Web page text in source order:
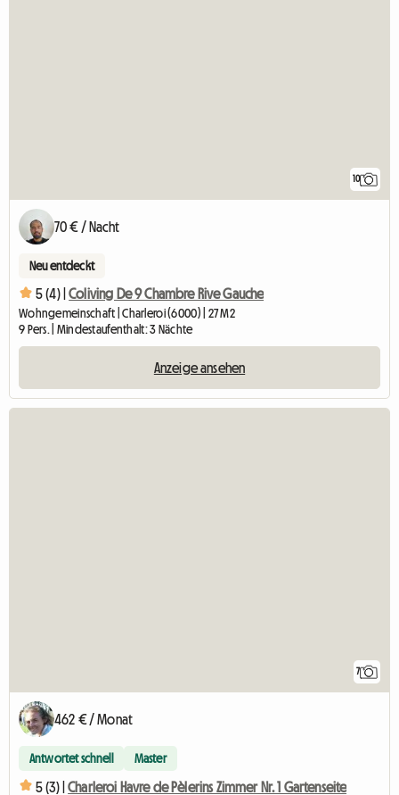
10
70 € / Nacht
Neu entdeckt
5 (4) | Coliving De 9 Chambre Rive Gauche
Wohngemeinschaft | Charleroi (6000) | 27 M2
9 Pers. | Mindestaufenthalt: 3 Nächte
Anzeige ansehen
7
462 € / Monat
Antwortet schnell Master
5 (3) | Charleroi Havre de Pèlerins Zimmer Nr. 1 Gartenseite